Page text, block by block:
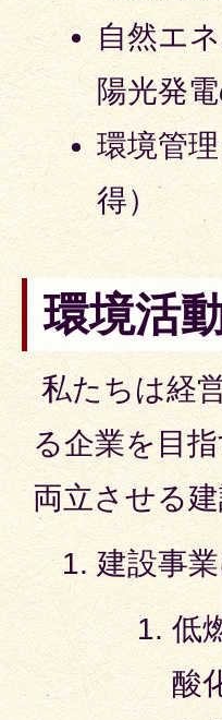
自然エ
陽光発電
環境管
得）
環境活
私たちは経
る企業を目
両立させる
建設事
低
酸